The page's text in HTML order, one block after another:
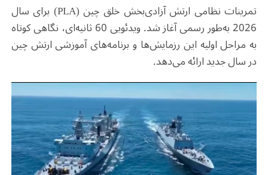
تمرینات نظامی ارتش آزادی‌بخش خلق چین (PLA) برای سال
2026 به‌طور رسمی آغاز شد. ویدئویی 60 ثانیه‌ای، نگاهی کوتاه
به مراحل اولیه این رزمایش‌ها و برنامه‌های آموزشی ارتش چین
در سال جدید ارائه می‌دهد.